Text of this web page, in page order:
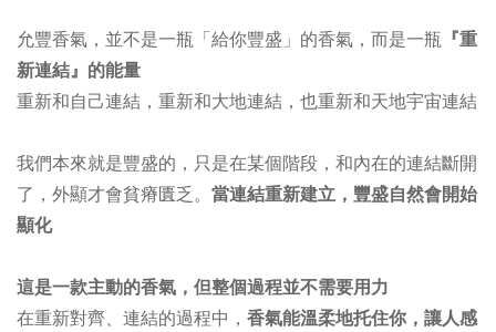
允豐香氣，並不是一瓶「給你豐盛」的香氣，而是一瓶 『重
新連結』的能量
重新和自己連結，重新和大地連結，也重新和天地宇宙連結
我們本來就是豐盛的，只是在某個階段，和內在的連結斷開
了，外顯才會貧瘠匱乏。 當連結重新建立，豐盛自然會開始
顯化
這是一款主動的香氣，但整個過程並不需要用力
在重新對齊、連結的過程中， 香氣能溫柔地托住你，讓人感